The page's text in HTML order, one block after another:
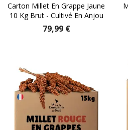
Carton Millet En Grappe Jaune
10 Kg Brut - Cultivé En Anjou
79,99 €